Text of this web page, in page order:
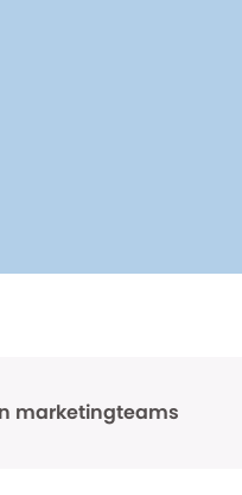
marketingteams